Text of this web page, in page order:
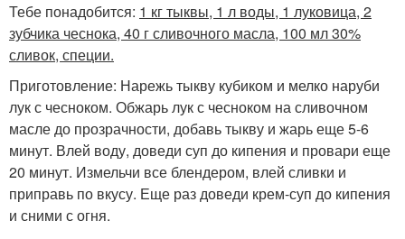
Тебе понадобится: 1 кг тыквы, 1 л воды, 1 луковица, 2
зубчика чеснока, 40 г сливочного масла, 100 мл 30%
сливок, специи.
Приготовление: Нарежь тыкву кубиком и мелко наруби
лук с чесноком. Обжарь лук с чесноком на сливочном
масле до прозрачности, добавь тыкву и жарь еще 5-6
минут. Влей воду, доведи суп до кипения и провари еще
20 минут. Измельчи все блендером, влей сливки и
приправь по вкусу. Еще раз доведи крем-суп до кипения
и сними с огня.